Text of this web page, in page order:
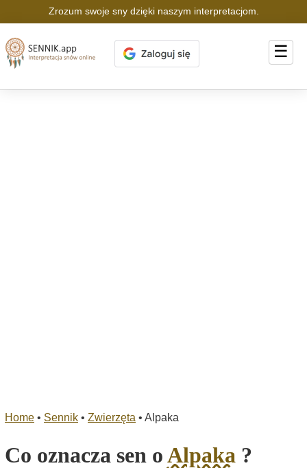
Zrozum swoje sny dzięki naszym interpretacjom.
☰
Home • Sennik • Zwierzęta • Alpaka
Co oznacza sen oAlpaka ?